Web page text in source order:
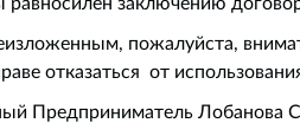
пожалуйста,
отказаться от
Предприниматель Лобанова